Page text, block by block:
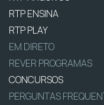
RTP ENSINA
RTP PLAY
EM DIRETO
REVER PROGRAMAS
CONCURSOS
PERGUNTAS